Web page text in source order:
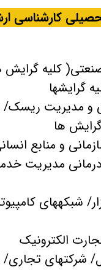
کارشناسی
شبکههای
شرکتهای تجاری/